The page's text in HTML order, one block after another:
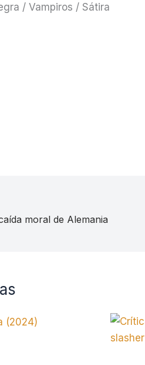
/ Vampiros / Sátira
moral de Alemania